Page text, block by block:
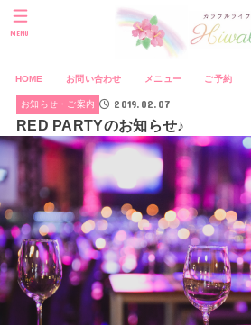
HOME お問い合わせ メニュー ご予約
MENU
お知らせ・ご案内 2019.02.07
RED PARTYのお知らせ♪